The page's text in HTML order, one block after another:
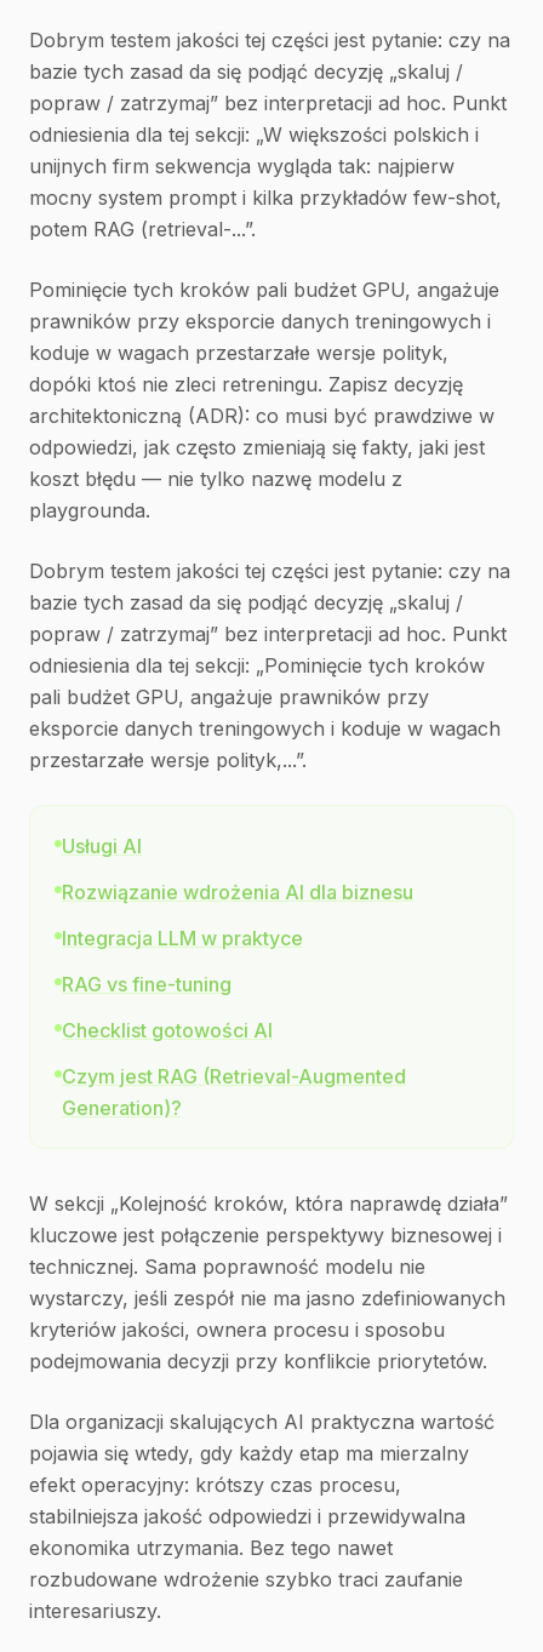
Dobrym testem jakości tej części jest pytanie: czy na
bazie tych zasad da się podjąć decyzję „skaluj /
popraw / zatrzymaj” bez interpretacji ad hoc. Punkt
odniesienia dla tej sekcji: „W większości polskich i
unijnych firm sekwencja wygląda tak: najpierw
mocny system prompt i kilka przykładów few-shot,
potem RAG (retrieval-...”.
Pominięcie tych kroków pali budżet GPU, angażuje
prawników przy eksporcie danych treningowych i
koduje w wagach przestarzałe wersje polityk,
dopóki ktoś nie zleci retreningu. Zapisz decyzję
architektoniczną (ADR): co musi być prawdziwe w
odpowiedzi, jak często zmieniają się fakty, jaki jest
koszt błędu — nie tylko nazwę modelu z
playgrounda.
Dobrym testem jakości tej części jest pytanie: czy na
bazie tych zasad da się podjąć decyzję „skaluj /
popraw / zatrzymaj” bez interpretacji ad hoc. Punkt
odniesienia dla tej sekcji: „Pominięcie tych kroków
pali budżet GPU, angażuje prawników przy
eksporcie danych treningowych i koduje w wagach
przestarzałe wersje polityk,...”.
Usługi AI
Rozwiązanie wdrożenia AI dla biznesu
Integracja LLM w praktyce
RAG vs fine-tuning
Checklist gotowości AI
Czym jest RAG (Retrieval-Augmented
Generation)?
W sekcji „Kolejność kroków, która naprawdę działa”
kluczowe jest połączenie perspektywy biznesowej i
technicznej. Sama poprawność modelu nie
wystarczy, jeśli zespół nie ma jasno zdefiniowanych
kryteriów jakości, ownera procesu i sposobu
podejmowania decyzji przy konflikcie priorytetów.
Dla organizacji skalujących AI praktyczna wartość
pojawia się wtedy, gdy każdy etap ma mierzalny
efekt operacyjny: krótszy czas procesu,
stabilniejsza jakość odpowiedzi i przewidywalna
ekonomika utrzymania. Bez tego nawet
rozbudowane wdrożenie szybko traci zaufanie
interesariuszy.